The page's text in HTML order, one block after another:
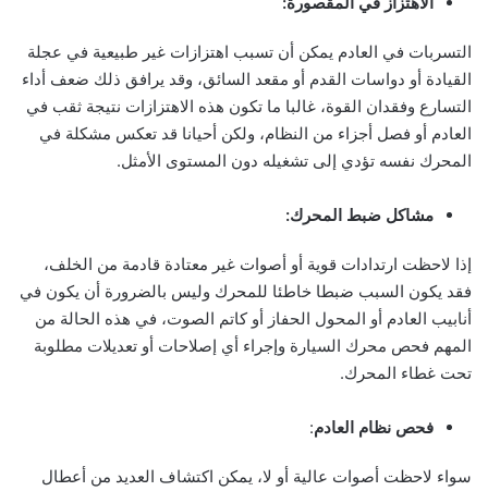
التسربات في العادم يمكن أن تسبب اهتزازات غير طبيعية في عجلة
القيادة أو دواسات القدم أو مقعد السائق، وقد يرافق ذلك ضعف أداء
التسارع وفقدان القوة، غالبا ما تكون هذه الاهتزازات نتيجة ثقب في
العادم أو فصل أجزاء من النظام، ولكن أحيانا قد تعكس مشكلة في
المحرك نفسه تؤدي إلى تشغيله دون المستوى الأمثل.
مشاكل ضبط المحرك:
إذا لاحظت ارتدادات قوية أو أصوات غير معتادة قادمة من الخلف،
فقد يكون السبب ضبطا خاطئا للمحرك وليس بالضرورة أن يكون في
أنابيب العادم أو المحول الحفاز أو كاتم الصوت، في هذه الحالة من
المهم فحص محرك السيارة وإجراء أي إصلاحات أو تعديلات مطلوبة
تحت غطاء المحرك.
فحص نظام العادم:
سواء لاحظت أصوات عالية أو لا، يمكن اكتشاف العديد من أعطال